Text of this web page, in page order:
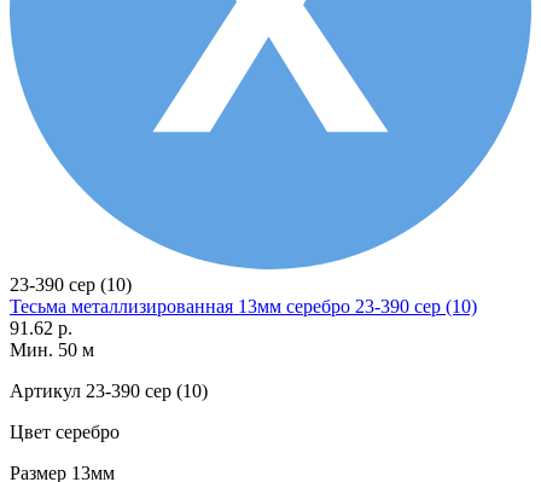
23-390 сер (10)
Тесьма металлизированная 13мм серебро 23-390 сер (10)
91.62 р.
Мин. 50 м
Артикул 23-390 сер (10)
Цвет серебро
Размер 13мм